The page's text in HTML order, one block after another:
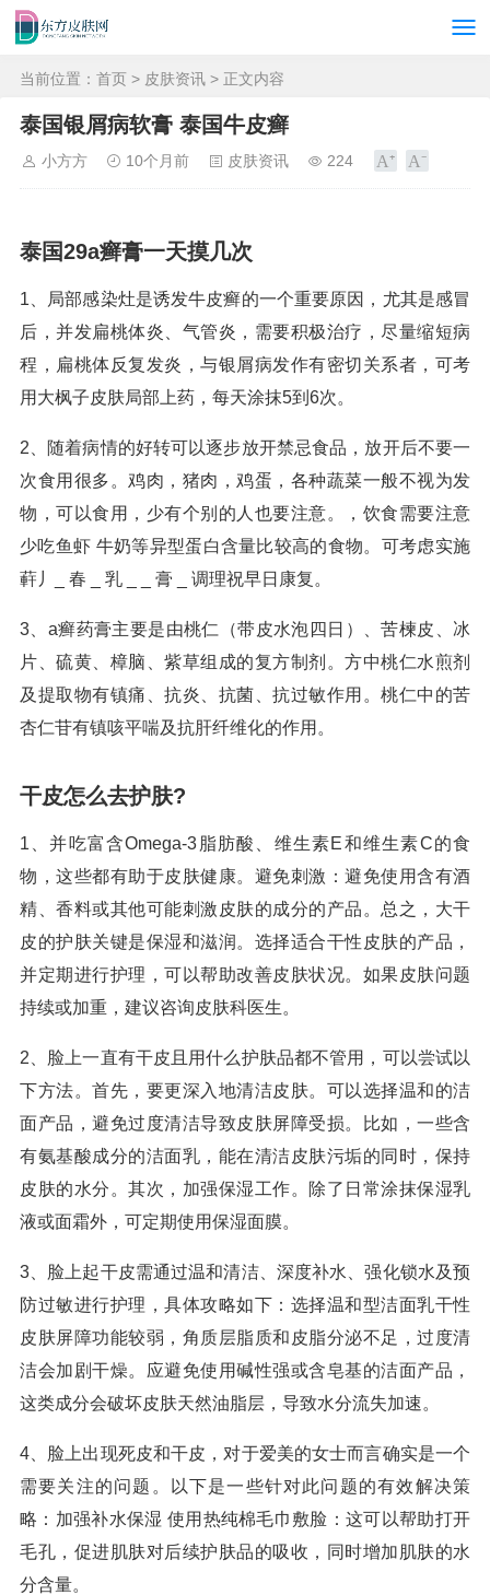
当前位置： 首页 > 皮肤资讯 > 正文内容
泰国银屑病软膏 泰国牛皮癣
小方方 10个月前 皮肤资讯 224
泰国29a癣膏一天摸几次
1、局部感染灶是诱发牛皮癣的一个重要原因，尤其是感冒
后，并发扁桃体炎、气管炎，需要积极治疗，尽量缩短病
程，扁桃体反复发炎，与银屑病发作有密切关系者，可考
用大枫子皮肤局部上药，每天涂抹5到6次。
2、随着病情的好转可以逐步放开禁忌食品，放开后不要一
次食用很多。鸡肉，猪肉，鸡蛋，各种蔬菜一般不视为发
物，可以食用，少有个别的人也要注意。，饮食需要注意
少吃鱼虾 牛奶等异型蛋白含量比较高的食物。可考虑实施
蓒丿_ 春 _ 乳 _ _ 膏 _ 调理祝早日康复。
3、a癣药膏主要是由桃仁（带皮水泡四日）、苦楝皮、冰
片、硫黄、樟脑、紫草组成的复方制剂。方中桃仁水煎剂
及提取物有镇痛、抗炎、抗菌、抗过敏作用。桃仁中的苦
杏仁苷有镇咳平喘及抗肝纤维化的作用。
干皮怎么去护肤?
1、并吃富含Omega-3脂肪酸、维生素E和维生素C的食
物，这些都有助于皮肤健康。避免刺激：避免使用含有酒
精、香料或其他可能刺激皮肤的成分的产品。总之，大干
皮的护肤关键是保湿和滋润。选择适合干性皮肤的产品，
并定期进行护理，可以帮助改善皮肤状况。如果皮肤问题
持续或加重，建议咨询皮肤科医生。
2、脸上一直有干皮且用什么护肤品都不管用，可以尝试以
下方法。首先，要更深入地清洁皮肤。可以选择温和的洁
面产品，避免过度清洁导致皮肤屏障受损。比如，一些含
有氨基酸成分的洁面乳，能在清洁皮肤污垢的同时，保持
皮肤的水分。其次，加强保湿工作。除了日常涂抹保湿乳
液或面霜外，可定期使用保湿面膜。
3、脸上起干皮需通过温和清洁、深度补水、强化锁水及预
防过敏进行护理，具体攻略如下：选择温和型洁面乳干性
皮肤屏障功能较弱，角质层脂质和皮脂分泌不足，过度清
洁会加剧干燥。应避免使用碱性强或含皂基的洁面产品，
这类成分会破坏皮肤天然油脂层，导致水分流失加速。
4、脸上出现死皮和干皮，对于爱美的女士而言确实是一个
需要关注的问题。以下是一些针对此问题的有效解决策
略：加强补水保湿 使用热纯棉毛巾敷脸：这可以帮助打开
毛孔，促进肌肤对后续护肤品的吸收，同时增加肌肤的水
分含量。